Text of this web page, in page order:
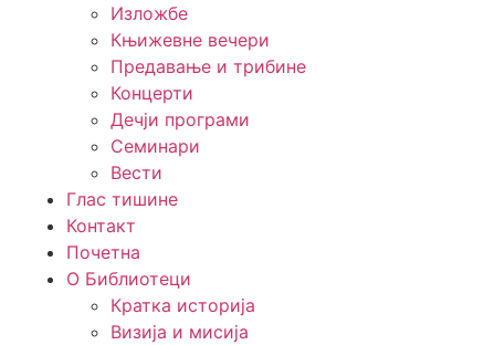
Изложбе
Књижевне вечери
Предавање и трибине
Концерти
Дечји програми
Семинари
Вести
Глас тишине
Контакт
Почетна
О Библиотеци
Кратка историја
Визија и мисија